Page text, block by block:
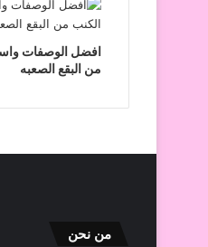
افضل الوصفات
من البقع الصعبه
من نحن